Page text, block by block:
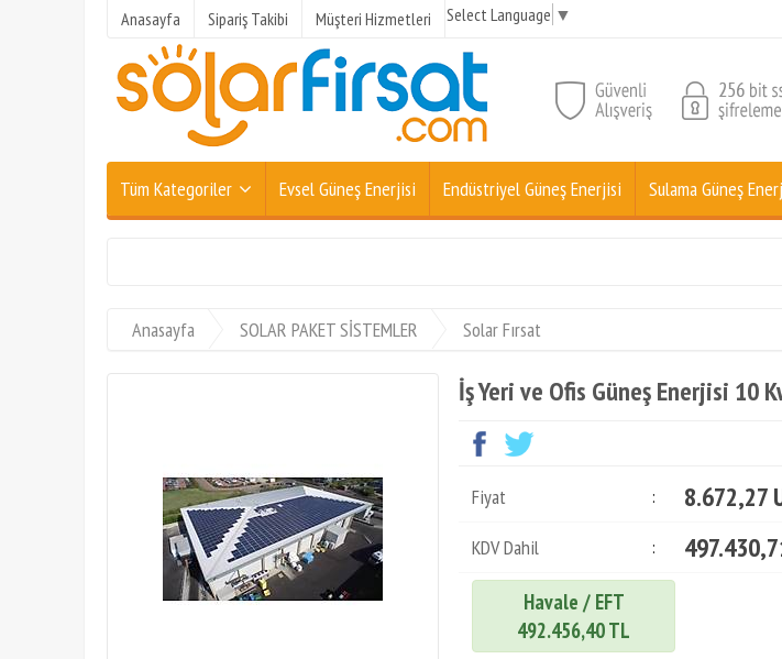
Anasayfa Sipariş Takibi Müşteri Hizmetleri Select Language ▼
Tüm Kategoriler Evsel Güneş Enerjisi Endüstriyel Güneş Enerjisi Sulama Güneş
Anasayfa SOLAR PAKET SİSTEMLER Solar Fırsat
İş Yeri ve Ofis Güneş Enerjisi 10
Fiyat : 8.672,27
KDV Dahil :
Havale / EFT
492.456,40 TL